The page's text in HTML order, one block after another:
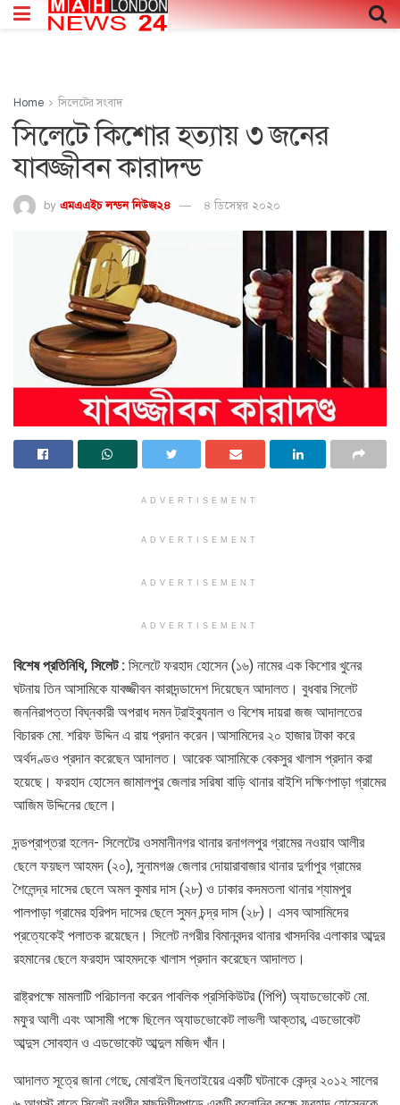
Home সিলেটের সংবাদ
সিলেটে কিশোর হত্যায় ৩ জনের
যাবজ্জীবন কারাদন্ড
by এমএএইচ লন্ডন নিউজ২৪ ৪ ডিসেম্বর ২০২০
ADVERTISEMENT
ADVERTISEMENT
ADVERTISEMENT
ADVERTISEMENT
বিশেষ প্রতিনিধি, সিলেট : সিলেটে ফরহাদ হোসেন (১৬) নামের এক কিশোর খুনের
ঘটনায় তিন আসামিকে যাবজ্জীবন কারাদন্ডাদেশ দিয়েছেন আদালত। বুধবার সিলেট
জননিরাপত্তা বিঘ্নকারী অপরাধ দমন ট্রাইব্যুনাল ও বিশেষ দায়রা জজ আদালতের
বিচারক মো. শরিফ উদ্দিন এ রায় প্রদান করেন।আসামিদের ২০ হাজার টাকা করে
অর্থদণ্ডও প্রদান করেছেন আদালত। আরেক আসামিকে বেকসুর খালাস প্রদান করা
হয়েছে। ফরহাদ হোসেন জামালপুর জেলার সরিষা বাড়ি থানার বাইশি দক্ষিণপাড়া গ্রামের
আজিম উদ্দিনের ছেলে।
দন্ডপ্রাপ্তরা হলেন- সিলেটের ওসমানীনগর থানার রনাগলপুর গ্রামের নওয়াব আলীর
ছেলে ফয়ছল আহমদ (২০), সুনামগঞ্জ জেলার দোয়ারাবাজার থানার দুর্গাপুর গ্রামের
শৈলেন্দ্র দাসের ছেলে অমল কুমার দাস (২৮) ও ঢাকার কদমতলা থানার শ্যামপুর
পালপাড়া গ্রামের হরিপদ দাসের ছেলে সুমন চন্দ্র দাস (২৮)। এসব আসামিদের
প্রত্যেকেই পলাতক রয়েছেন। সিলেট নগরীর বিমানবন্দর থানার খাসদবির এলাকার আব্দুর
রহমানের ছেলে ফরহাদ আহমদকে খালাস প্রদান করেছেন আদালত।
রাষ্ট্রপক্ষে মামলাটি পরিচালনা করেন পাবলিক প্রসিকিউটর (পিপি) অ্যাডভোকেট মো.
মফুর আলী এবং আসামী পক্ষে ছিলেন অ্যাডভোকেট লাভলী আক্তার, এডভোকেট
আব্দুস সোবহান ও এডভোকেট আব্দুল মজিদ খাঁন।
আদালত সূত্রে জানা গেছে, মোবাইল ছিনতাইয়ের একটি ঘটনাকে কেন্দ্র ২০১২ সালের